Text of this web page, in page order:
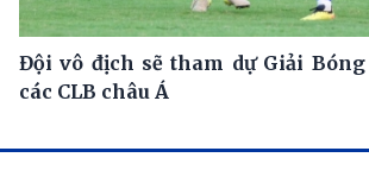
Đội vô địch sẽ tham dự Giải
các CLB châu Á